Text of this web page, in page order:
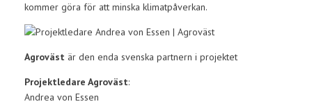
kommer göra för att minska klimatpåverkan.
Agroväst är den enda svenska partnern i projektet
Projektledare Agroväst:
Andrea von Essen